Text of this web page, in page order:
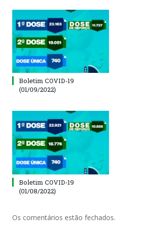
Boletim COVID-19
(01/09/2022)
Boletim COVID-19
(01/08/2022)
Os comentários estão fechados.